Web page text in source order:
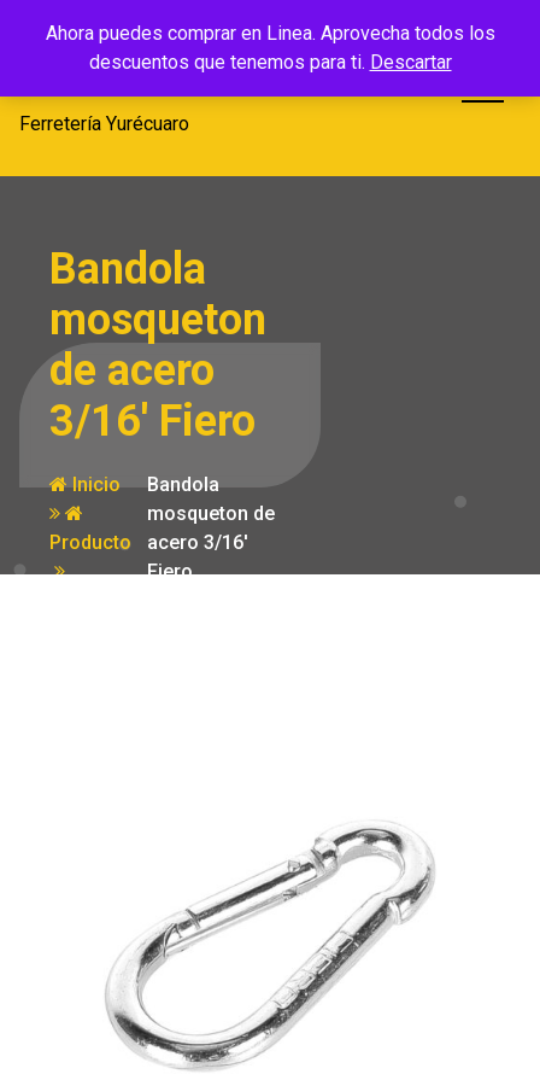
Ahora puedes comprar en Linea. Aprovecha todos los
descuentos que tenemos para ti. Descartar
Ferretería
Yurécuaro
Ferretería Yurécuaro
Bandola
mosqueton
de acero
3/16′ Fiero
Inicio
Producto
Bandola
mosqueton de
acero 3/16′
Fiero